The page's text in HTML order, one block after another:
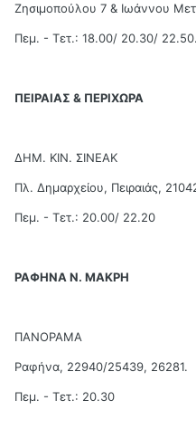
Ζησιμοπούλου 7 & Ιωάννου
Πεμ. - Τετ.: 18.00/ 20.30/
ΠΕΙΡΑΙΑΣ & ΠΕΡΙΧΩΡΑ
ΔΗΜ. ΚΙΝ. ΣΙΝΕΑΚ
Πλ. Δημαρχείου, Πειραιάς,
Πεμ. - Τετ.: 20.00/ 22.20
ΡΑΦΗΝΑ Ν. ΜΑΚΡΗ
ΠΑΝΟΡΑΜΑ
Ραφήνα, 22940/25439, 26281.
Πεμ. - Τετ.: 20.30